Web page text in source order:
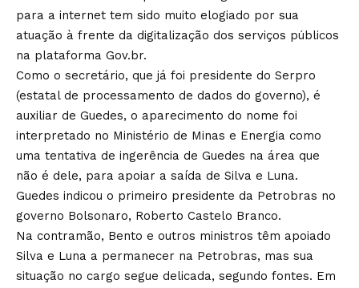
para a internet tem sido muito elogiado por sua
atuação à frente da digitalização dos serviços públicos
na plataforma Gov.br.
Como o secretário, que já foi presidente do Serpro
(estatal de processamento de dados do governo), é
auxiliar de Guedes, o aparecimento do nome foi
interpretado no Ministério de Minas e Energia como
uma tentativa de ingerência de Guedes na área que
não é dele, para apoiar a saída de Silva e Luna.
Guedes indicou o primeiro presidente da Petrobras no
governo Bolsonaro, Roberto Castelo Branco.
Na contramão, Bento e outros ministros têm apoiado
Silva e Luna a permanecer na Petrobras, mas sua
situação no cargo segue delicada, segundo fontes. Em